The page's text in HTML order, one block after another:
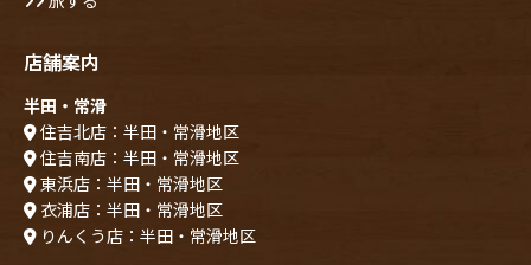
店舗案内
半田・常滑
住吉北店：半田・常滑地区
住吉南店：半田・常滑地区
東浜店：半田・常滑地区
衣浦店：半田・常滑地区
りんくう店：半田・常滑地区